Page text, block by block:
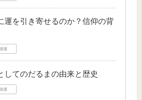
運を引き寄せるのか？信仰の背
開運
してのだるまの由来と歴史
開運